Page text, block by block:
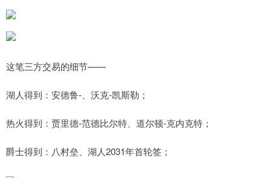
这笔三方交易的细节——
湖人得到：安德鲁-、沃克-凯斯勒；
热火得到：贾里德-范德比尔特、道尔顿-克内克特；
爵士得到：八村垒、湖人2031年首轮签；